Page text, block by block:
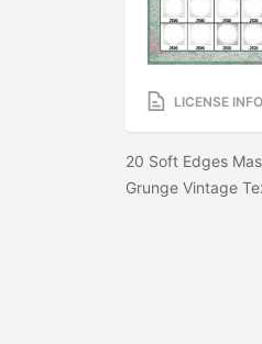
LICENSE INFO
20 Soft Edges
Grunge Vintage